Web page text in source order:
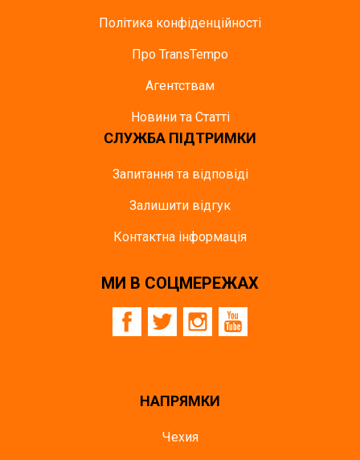
Політика конфіденційності
Про TransTempo
Агентствам
Новини та Статті
СЛУЖБА ПІДТРИМКИ
Запитання та відповіді
Залишити відгук
Контактна інформація
МИ В СОЦМЕРЕЖАХ
НАПРЯМКИ
Чехия